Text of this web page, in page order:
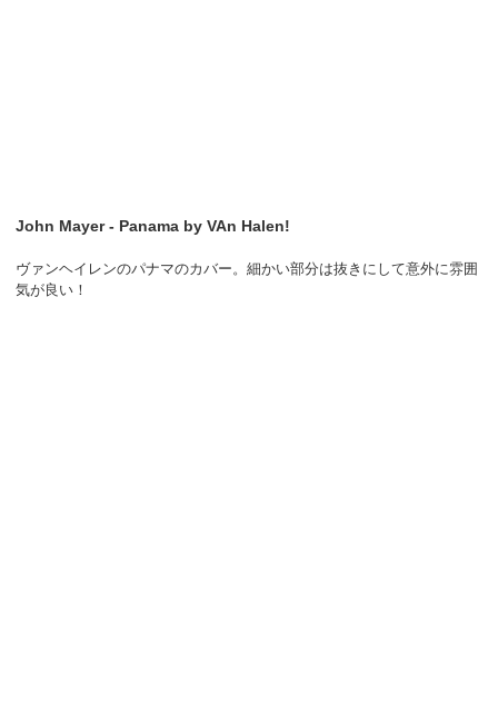
John Mayer - Panama by VAn Halen!
ヴァンヘイレンのパナマのカバー。細かい部分は抜きにして意外に雰囲
気が良い！